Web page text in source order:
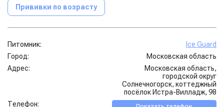
Прививки по возрасту
Питомник:
Ice Guard
Город:
Московская область
Адрес:
Московская область,
городской округ
Солнечногорск, коттеджный
посёлок Истра-Вилладж, 98
Телефон: